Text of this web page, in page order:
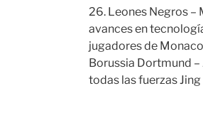
26. Leones Negros –
avances en
jugadores de
Borussia Dortmund
todas las fuerzas